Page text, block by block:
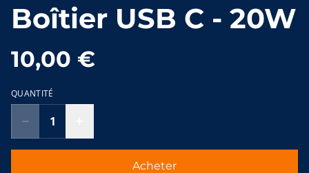
Boîtier USB C - 20W
10,00 €
QUANTITÉ
Acheter